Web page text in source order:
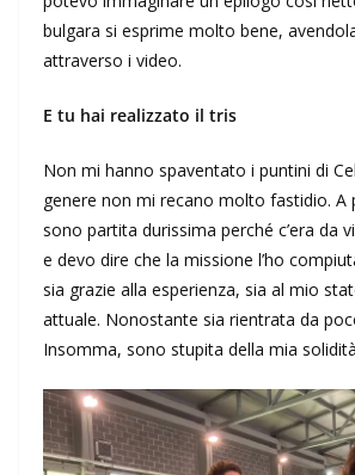
bulgara si esprime molto bene,
attraverso i video.
E tu hai realizzato il tris
Non mi hanno spaventato i puntini di
genere non mi recano molto fastidio. A
sono partita durissima perché c’era da
e devo dire che la missione l’ho
sia grazie alla esperienza, sia al mio
attuale. Nonostante sia rientrata da
Insomma, sono stupita della mia